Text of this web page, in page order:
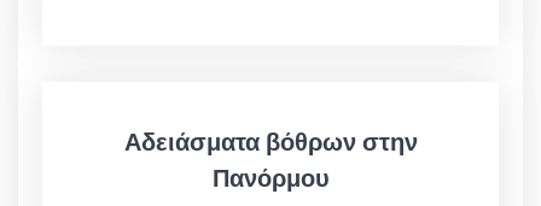
Αδειάσματα βόθρων στην
Πανόρμου